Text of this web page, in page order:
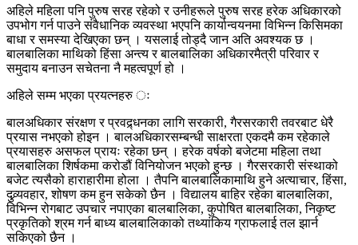
अहिले महिला पनि पुरुष सरह रहेको र उनीहरूले पुरुष सरह हरेक अधिकारको
उपभोग गर्न पाउने संवैधानिक व्यवस्था भएपनि कार्यान्वयनमा विभिन्न किसिमका
बाधा र समस्या देखिएका छन् । यसलाई तोड्दै जान अति अवश्यक छ ।
बालबालिका माथिको हिंसा अन्त्य र बालबालिका अधिकारमैत्री परिवार र
समुदाय बनाउन सचेतना नै महत्वपूर्ण हो ।
अहिले सम्म भएका प्रयत्नहरु ः
बालअधिकार संरक्षण र प्रवद्र्धनका लागि सरकारी, गैरसरकारी तवरबाट धेरै
प्रयास नभएको होइन । बालअधिकारसम्बन्धी साक्षरता एकदमै कम रहेकाले
प्रयासहरु असफल प्रायः रहेका छन् । हरेक वर्षको बजेटमा महिला तथा
बालबालिका शिर्षकमा करोडौं विनियोजन भएको हुन्छ । गैरसरकारी संस्थाको
बजेट त्यसैको हाराहारीमा होला । तैपनि बालबालिकामाथि हुने अत्याचार, हिंसा,
दुव्र्यवहार, शोषण कम हुन सकेको छैन । विद्यालय बाहिर रहेका बालबालिका,
विभिन्न रोगबाट उपचार नपाएका बालबालिका, कुपोषित बालबालिका, निकृष्ट
प्रकृतिको श्रम गर्न बाध्य बालबालिकाको तथ्यांकिय ग्राफलाई तल झार्न
सकिएको छैन ।